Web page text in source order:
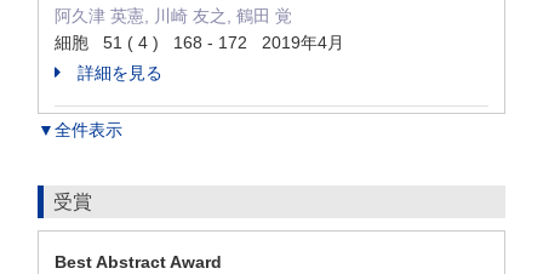
阿久津 英憲, 川崎 友之, 鶴田 覚
細胞 51 ( 4 ) 168 - 172 2019年4月
詳細を見る
▼全件表示
受賞
Best Abstract Award